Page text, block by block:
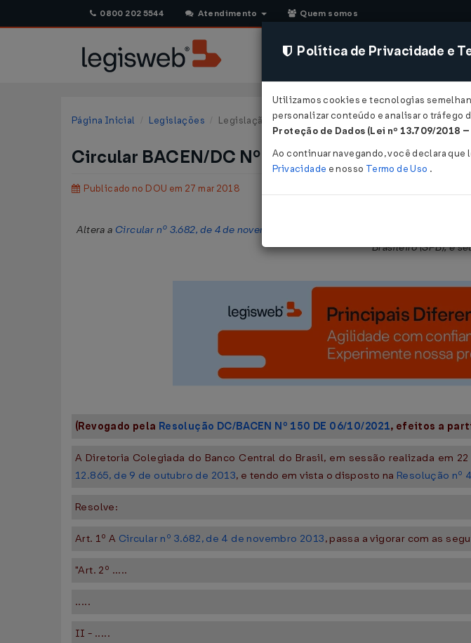
0800 202 5544 Atendimento Quem somos
CONSULTORIA
Página Inicial Legislações Legislação Federal
Circular BACEN/DC Nº 3886 DE 26/03/2018
Publicado no DOU em 27 mar 2018
Altera a Circular nº 3.682, de 4 de novembro de 2013
, que disciplina a prestação
Brasileiro (SPB), e
(Revogado pela Resolução DC/BACEN Nº 150 DE 06/10/2021, efeitos a
A Diretoria Colegiada do Banco Central do Brasil, em sessão realizada em
12.865, de 9 de outubro de 2013, e tendo em vista o disposto na Resolução nº
Resolve:
Art. 1º A Circular nº 3.682, de 4 de novembro 2013, passa a vigorar com as
"Art. 2º .....
.....
II - .....
Política de Privacidade e
Utilizamos cookies e tecnologias
personalizar conteúdo e analisar o tráfego
Proteção de Dados (Lei nº 13.709/2018 –
Ao continuar navegando, você declara que
Privacidade e nosso Termo de Uso .